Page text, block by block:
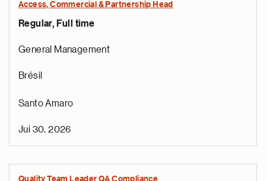
Access, Commercial & Partnership Head
Regular, Full time
General Management
Brésil
Santo Amaro
Jui 30, 2026
Quality Team Leader QA Compliance